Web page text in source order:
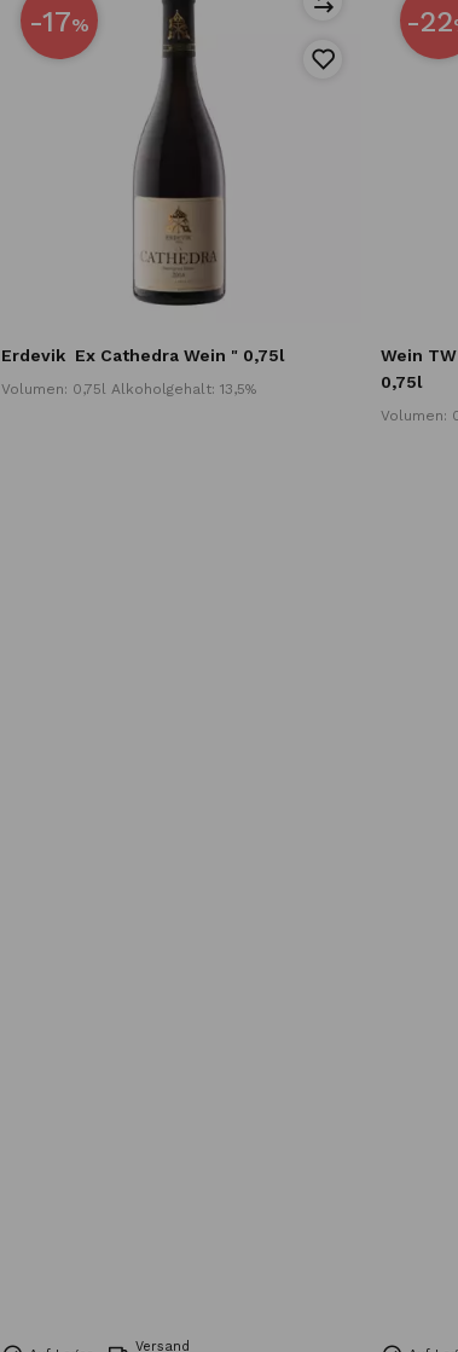
-17%
Erdevik Ex Cathedra Wein " 0,75l
Volumen: 0,75l Alkoholgehalt: 13,5%
Versand
-22
Wein
0,75l
Volumen: